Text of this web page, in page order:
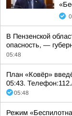
В Пензенской
опасность, —
05:48
План «Ковёр»
05:43.
05:48
Режим